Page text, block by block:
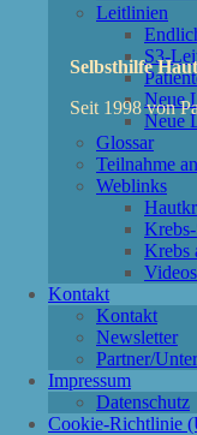
Leitlinien
S3-
Neue
Neue
Glossar
Teilnahme
Weblinks
Krebs
Kontakt
Kontakt
Newsletter
Partner/
Impressum
Datenschutz
Cookie-Richtlinie
Selbsthilfe
Seit 1998 von